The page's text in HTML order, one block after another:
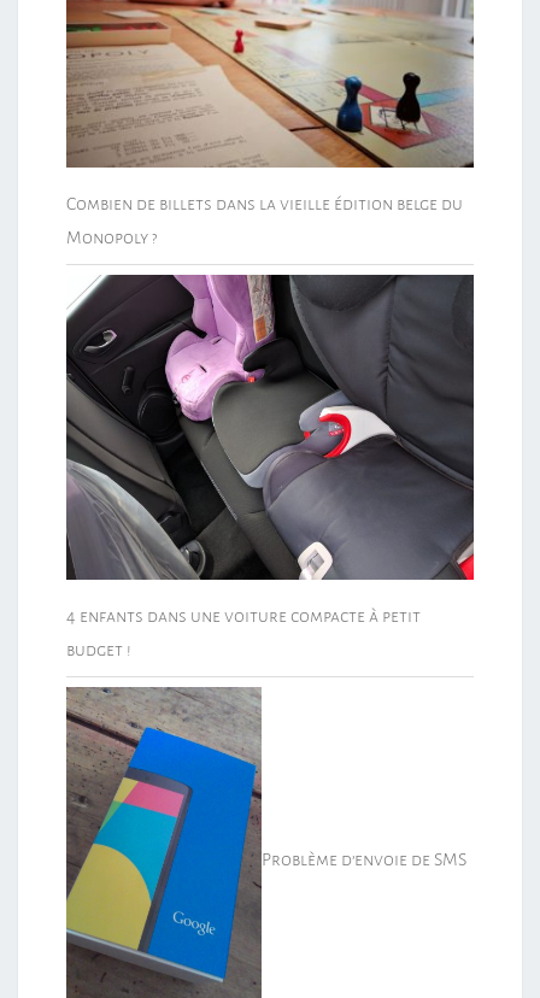
Combien de billets dans la vieille édition belge du
Monopoly ?
4 enfants dans une voiture compacte à petit
budget !
Problème d’envoie de SMS